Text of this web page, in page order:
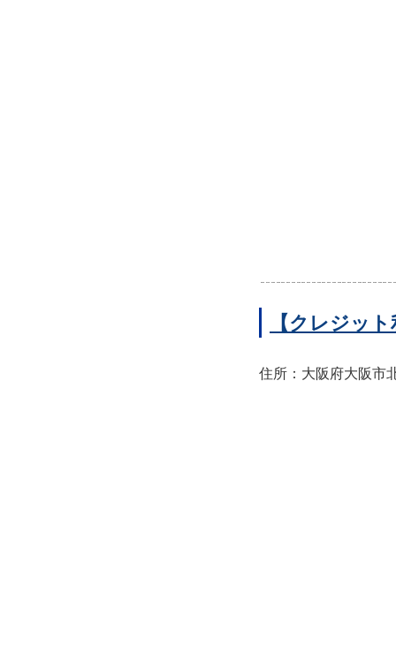
【クレジッ
住所：大阪府大阪市